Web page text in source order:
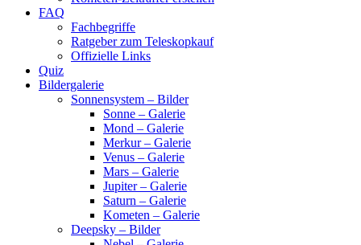
FAQ
Fachbegriffe
Ratgeber zum Teleskopkauf
Offizielle Links
Quiz
Bildergalerie
Sonnensystem – Bilder
Sonne – Galerie
Mond – Galerie
Merkur – Galerie
Venus – Galerie
Mars – Galerie
Jupiter – Galerie
Saturn – Galerie
Kometen – Galerie
Deepsky – Bilder